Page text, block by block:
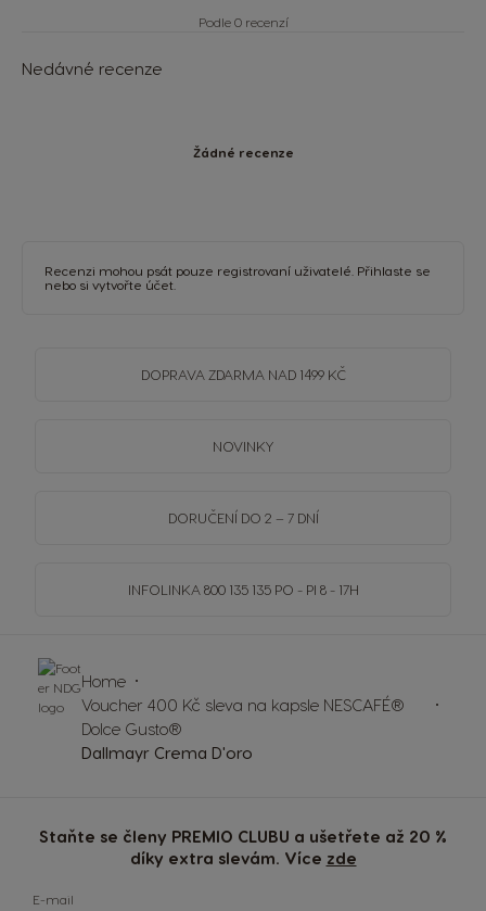
Podle 0 recenzí
Nedávné recenze
Žádné recenze
Recenzi mohou psát pouze registrovaní uživatelé. Přihlaste se
nebo si vytvořte účet
DOPRAVA ZDARMA NAD 1499 KČ
NOVINKY
DORUČENÍ DO 2 – 7 DNÍ
INFOLINKA 800 135 135 PO - PI 8 - 17H
Staňte se členy PREMIO CLUBU a ušetřete až 20 %
díky extra slevám. Více zde
E-mail
Home
Voucher 400 Kč sleva na kapsle NESCAFÉ®
Dolce Gusto®
Dallmayr Crema D'oro